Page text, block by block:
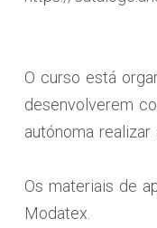
O curso está
desenvolverem
autónoma
Os materiais de
Modatex.